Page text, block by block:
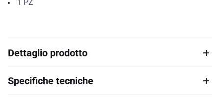
1 PZ
Dettaglio prodotto
Specifiche tecniche